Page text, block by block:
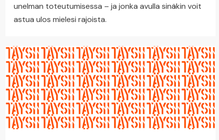
unelman toteutumisessa – ja jonka avulla sinäkin voit
astua ulos mielesi rajoista.